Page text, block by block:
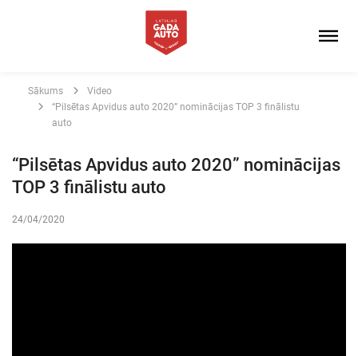
Sākums
Video
“Pilsētas Apvidus auto 2020” nominācijas TOP 3 finālistu
auto
“Pilsētas Apvidus auto 2020” nominācijas
TOP 3 finālistu auto
24/04/2020